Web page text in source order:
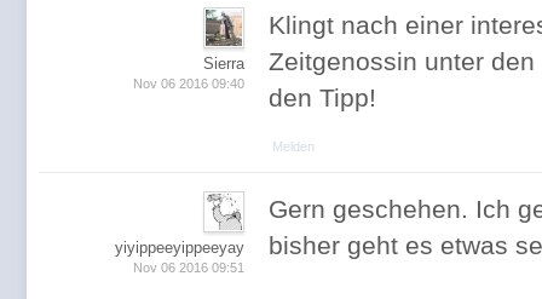
Sierra
Nov 06 2016 09:40
Klingt nach einer
Zeitgenossin unter
den Tipp!
Melden
yiyippeeyippeeyay
Nov 06 2016 09:51
Gern geschehen. Ich
bisher geht es etwas